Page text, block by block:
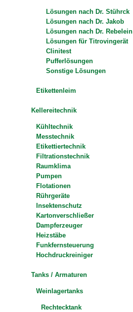
Lösungen nach Dr. Stührck
Lösungen nach Dr. Jakob
Lösungen nach Dr. Rebelein
Lösungen für Titrovingerät
Clinitest
Pufferlösungen
Sonstige Lösungen
Etikettenleim
Kellereitechnik
Kühltechnik
Messtechnik
Etikettiertechnik
Filtrationstechnik
Raumklima
Pumpen
Flotationen
Rührgeräte
Insektenschutz
Kartonverschließer
Dampferzeuger
Heizstäbe
Funkfernsteuerung
Hochdruckreiniger
Tanks / Armaturen
Weinlagertanks
Rechtecktank